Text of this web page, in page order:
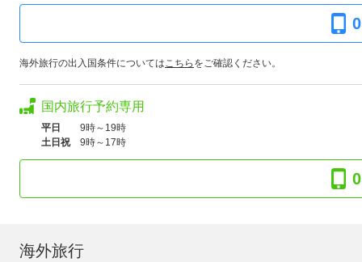
海外旅行の出入国条件についてはこちら をご確認ください。
国内旅行予約専用
平日
9時～19時
土日祝
9時～17時
海外旅行